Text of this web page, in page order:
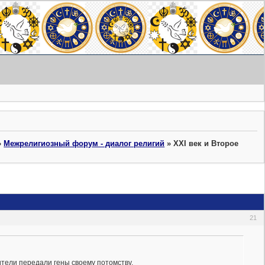
Межрелигиозный форум - диалог религий »XXI век и Второе
21
передали гены своему потомству.